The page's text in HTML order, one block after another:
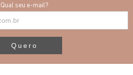
Qual seu e-mail?
Quero